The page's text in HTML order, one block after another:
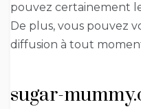
pouvez certainement
De plus, vous pouvez
diffusion à tout
sugar-